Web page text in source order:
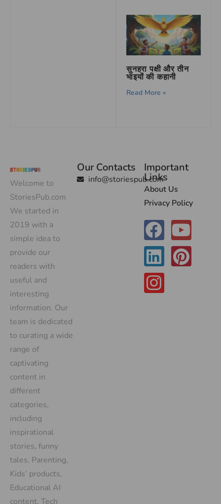
सुनहरा पक्षी और तीन
भाइयों की कहानी
Read More »
Welcome to
StoriesPub.com
We started in
2019 with a
simple idea to
provide our
readers with
useful and
interesting
information. Our
team is dedicated
to curating a wide
range of
captivating
content in
different
categories,
including
inspirational
stories, funny
tales, Parenting,
Kids’ products,
Educational AI
content, Tech
Our Contacts
info@storiespub.com
Important
Links
About Us
Privacy Policy